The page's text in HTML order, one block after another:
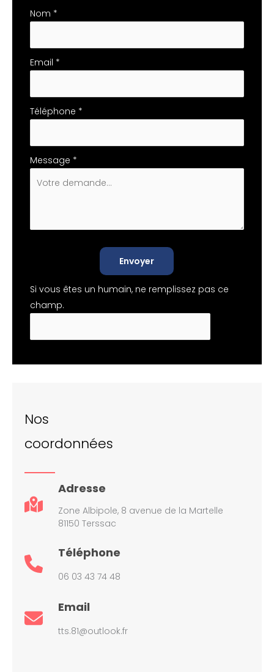
téléphone
Nom *
Email *
Téléphone *
Message *
Envoyer
Si vous êtes un humain, ne remplissez pas ce
champ.
Nos
coordonnées
Adresse
Zone Albipole, 8 avenue de la Martelle
81150 Terssac
Téléphone
06 03 43 74 48
Email
tts.81@outlook.fr